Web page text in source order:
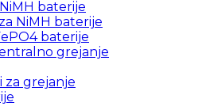
baterije
NiMH baterije
baterije
grejanje
za grejanje